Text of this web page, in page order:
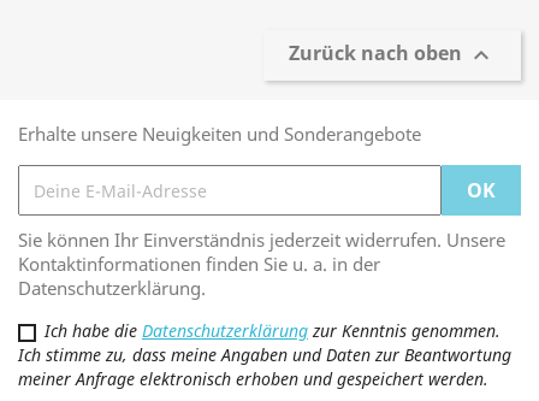
Zurück nach oben 
Erhalte unsere Neuigkeiten und Sonderangebote
Sie können Ihr Einverständnis jederzeit widerrufen. Unsere
Kontaktinformationen finden Sie u. a. in der
Datenschutzerklärung.
Ich habe die Datenschutzerklärung zur Kenntnis genommen.
Ich stimme zu, dass meine Angaben und Daten zur Beantwortung
meiner Anfrage elektronisch erhoben und gespeichert werden.